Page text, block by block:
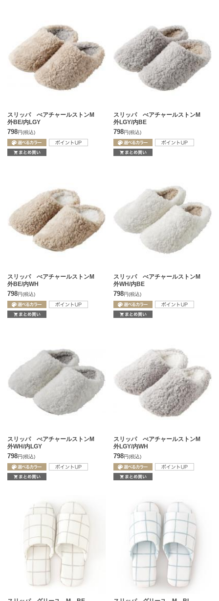
スリッパ べアチャールストンM
外BE/内LGY
798円(税込)
スリッパ べアチャールストンM
外LGY/内BE
798円(税込)
スリッパ べアチャールストンM
外BE/内WH
798円(税込)
スリッパ べアチャールストンM
外WH/内BE
798円(税込)
スリッパ べアチャールストンM
外WH/内LGY
798円(税込)
スリッパ べアチャールストンM
外LGY/内WH
798円(税込)